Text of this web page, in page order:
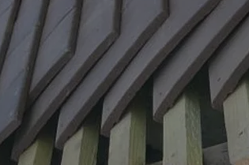
et
de
toiture 87
Couvreur
charpentier 87